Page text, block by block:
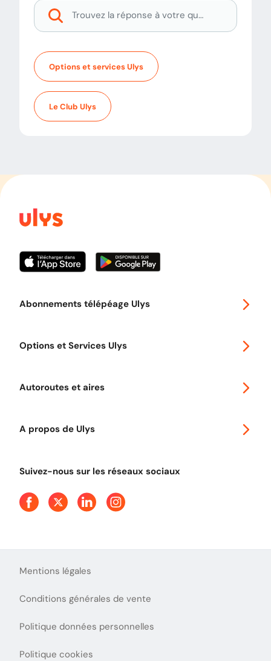
Options et services Ulys
Le Club Ulys
Abonnements télépéage Ulys
Options et Services Ulys
Autoroutes et aires
A propos de Ulys
Presse
Suivez-nous sur les réseaux sociaux
Mentions légales
Conditions générales de vente
Politique données personnelles
Politique cookies